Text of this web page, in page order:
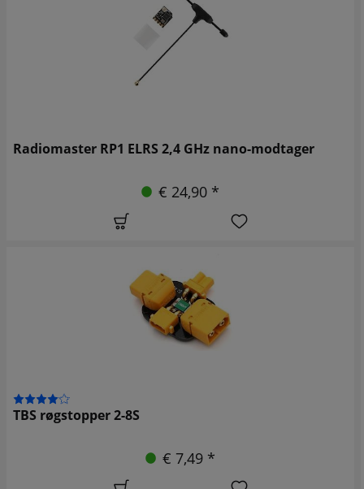
Radiomaster RP1 ELRS 2,4 GHz nano-modtager
€ 24,90 *
TBS røgstopper 2-8S
€ 7,49 *